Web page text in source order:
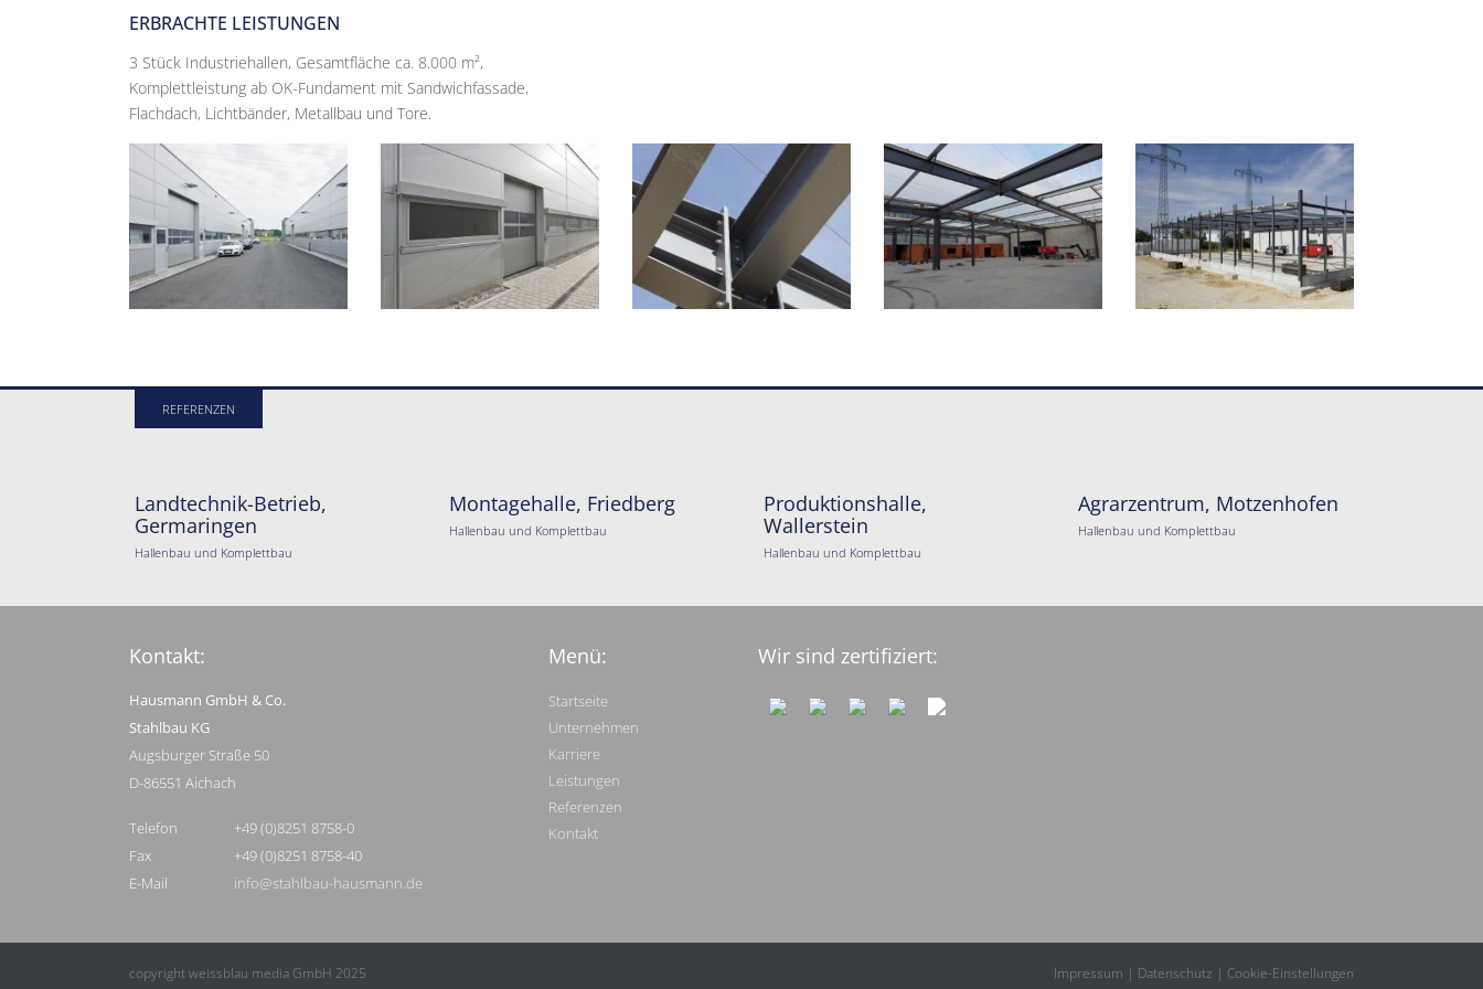
ERBRACHTE LEISTUNGEN
3 Stück Industriehallen, Gesamtfläche ca. 8.000 m²,
Komplettleistung ab OK-Fundament mit Sandwichfassade,
Flachdach, Lichtbänder, Metallbau und Tore.
REFERENZEN
Landtechnik-Betrieb,
Germaringen
Hallenbau und Komplettbau
Montagehalle, Friedberg
Hallenbau und Komplettbau
Produktionshalle,
Wallerstein
Hallenbau und Komplettbau
Agrarzentrum, Motzenhofen
Hallenbau und Komplettbau
Kontakt:
Hausmann GmbH & Co.
Stahlbau KG
Augsburger Straße 50
D-86551 Aichach
Telefon
Fax
E-Mail
+49 (0)8251 8758-0
+49 (0)8251 8758-40
info@stahlbau-hausmann.de
Menü:
Startseite
Unternehmen
Karriere
Leistungen
Referenzen
Kontakt
Wir sind zertifiziert:
copyright weissblau media GmbH 2025 Impressum | Datenschutz | Cookie-Einstellungen